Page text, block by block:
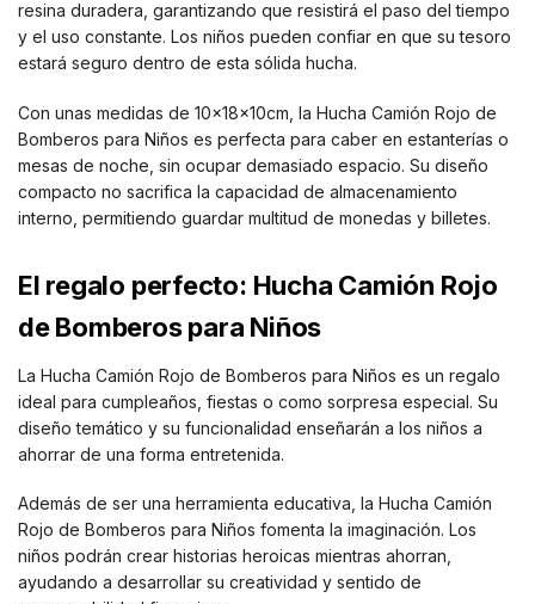
resina duradera, garantizando que resistirá el paso del tiempo
y el uso constante. Los niños pueden confiar en que su tesoro
estará seguro dentro de esta sólida hucha.
Con unas medidas de 10x18x10cm, la Hucha Camión Rojo de
Bomberos para Niños es perfecta para caber en estanterías o
mesas de noche, sin ocupar demasiado espacio. Su diseño
compacto no sacrifica la capacidad de almacenamiento
interno, permitiendo guardar multitud de monedas y billetes.
El regalo perfecto: Hucha Camión Rojo
de Bomberos para Niños
La Hucha Camión Rojo de Bomberos para Niños es un regalo
ideal para cumpleaños, fiestas o como sorpresa especial. Su
diseño temático y su funcionalidad enseñarán a los niños a
ahorrar de una forma entretenida.
Además de ser una herramienta educativa, la Hucha Camión
Rojo de Bomberos para Niños fomenta la imaginación. Los
niños podrán crear historias heroicas mientras ahorran,
ayudando a desarrollar su creatividad y sentido de